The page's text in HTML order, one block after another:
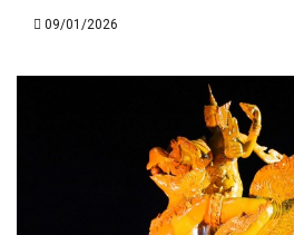
09/01/2026